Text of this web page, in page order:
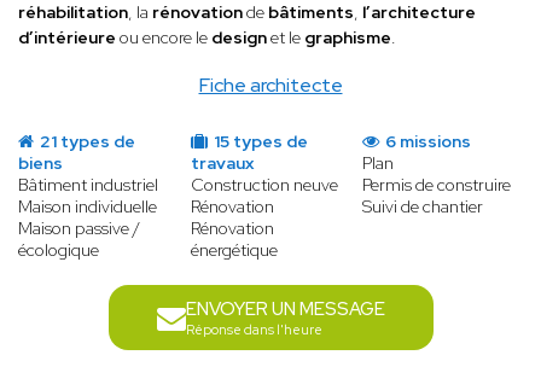
Fiche architecte
réhabilitation, la rénovationde bâtiments, l’architecture
d’intérieure ou encore le designet le graphisme.
21 types de
biens
Bâtiment industriel
Maison individuelle
Maison passive /
écologique
15 types de
travaux
Construction neuve
Rénovation
Rénovation
énergétique
6 missions
Plan
Permis de construire
Suivi de chantier
ENVOYER UN MESSAGE
Réponse dans l'heure